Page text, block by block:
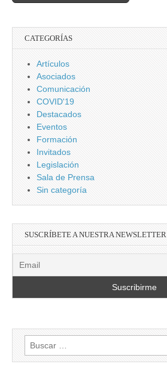
CATEGORÍAS
Artículos
Asociados
Comunicación
COVID'19
Destacados
Eventos
Formación
Invitados
Legislación
Sala de Prensa
Sin categoría
SUSCRÍBETE A NUESTRA NEWSLETTER
Buscar: